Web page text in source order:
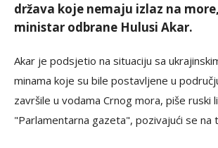
država koje nemaju izlaz na
ministar odbrane Hulusi Akar.
Akar je podsjetio na situaciju sa
minama koje su bile postavljene u
završile u vodama Crnog mora, piše ruski
"Parlamentarna gazeta", pozivajući se na